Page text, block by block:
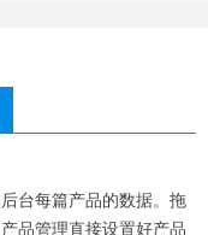
台每篇产品的数据。拖
品管理直接设置好产品